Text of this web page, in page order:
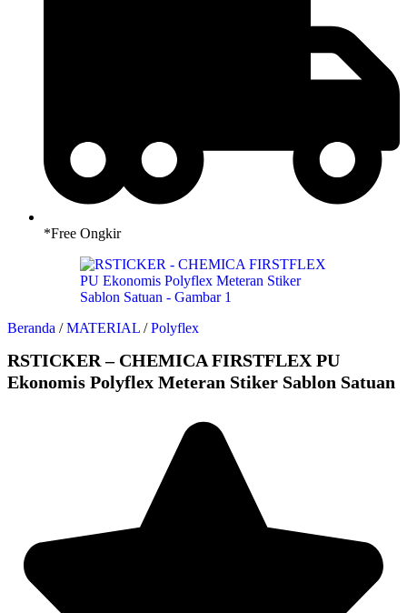
*Free Ongkir
Beranda / MATERIAL / Polyflex
RSTICKER – CHEMICA FIRSTFLEX PU
Ekonomis Polyflex Meteran Stiker Sablon Satuan